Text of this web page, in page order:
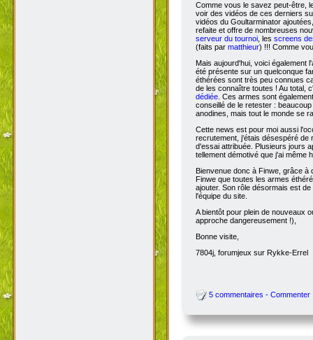
Comme vous le savez peut-être,
voir des vidéos de ces derniers
vidéos du Goultarminator
refaite et offre de nombreuses
serveur du tournoi, les screens
(faits par matthieur) !!! Comme
Mais aujourd'hui, voici également
été présente sur un quelconque
éthérées sont très peu connues
de les connaître toutes ! Au total,
dédiée. Ces armes sont
conseillé de le retester :
anodines, mais tout le monde se
Cette news est pour moi aussi
recrutement, j'étais désespéré de
d'essai attribuée. Plusieurs jours
tellement démotivé que j'ai même
Bienvenue donc à Finwe, grâce
Finwe que toutes les armes
ajouter. Son rôle désormais est
l'équipe du site.
A bientôt pour plein de nouveaux
approche dangereusement !),
Bonne visite,
7804j, forumjeux sur Rykke-Errel
5 commentaires - Commenter